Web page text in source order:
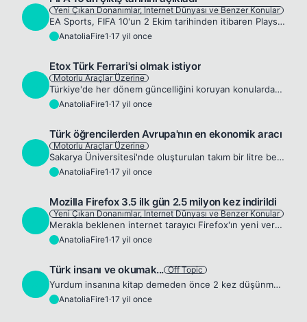
Yeni Çıkan Donanımlar, Internet Dünyası ve Benzer Konular
EA Sports, FIFA 10'un 2 Ekim tarihinden itibaren Playstation 3 bilgisayar eğlence sistemi, Wii ev video oyunu sistemi, PC, Playstation 2 bilgisayar eğlence sistemi, Nintendo DS ve PSP (Playstation Po...
AnatoliaFire1 ·17 yil once
Etox Türk Ferrari'si olmak istiyor
Motorlu Araçlar Üzerine
Türkiye'de her dönem güncelliğini koruyan konulardan biridir &quot;Neden kendi otomobil markamızı oluşturamadığımız.&quot; Çünkü, otomobillerle tanışan her genç neslin aklına ister istemez takılan bi...
AnatoliaFire1 ·17 yil once
Türk öğrencilerden Avrupa'nın en ekonomik aracı
Motorlu Araçlar Üzerine
Sakarya Üniversitesi'nde oluşturulan takım bir litre benzinle 568 km gidebilen hidrojen yakıtlı araç geliştirdi. Öğrenciler, Uluslararası Çevreci Araç yarışmasında Avustralya'daki 3000 km'lik parkuru...
AnatoliaFire1 ·17 yil once
Mozilla Firefox 3.5 ilk gün 2.5 milyon kez indirildi
Yeni Çıkan Donanımlar, Internet Dünyası ve Benzer Konular
Merakla beklenen internet tarayıcı Firefox'ın yeni versiyonu olan Firefox 3.5 dün gece sorunsuz bir şekilde start aldı. Eski versiyonundan daha hızlı ve daha kapasiteli yeni versiyon piyasaya sürüldü...
AnatoliaFire1 ·17 yil once
Türk insanı ve okumak... Off Topic
Yurdum insanına kitap demeden önce 2 kez düşünmek gerekir. Türk insanı kitap okumaz, çünkü fırsat bulamaz. Her zaman kitap okumaktan daha önemli yapacak işleri vardır. Kitap, Türk insanı için vazgeçi...
AnatoliaFire1 ·17 yil once